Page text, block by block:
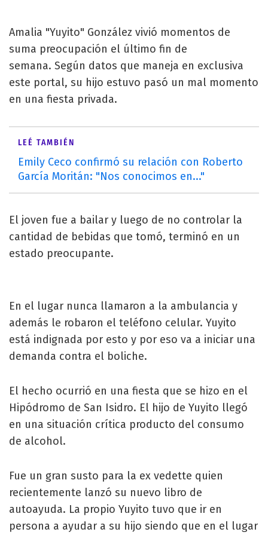
Amalia "Yuyito" González vivió momentos de
suma preocupación el último fin de
semana. Según datos que maneja en exclusiva
este portal, su hijo estuvo pasó un mal momento
en una fiesta privada.
LEÉ TAMBIÉN
Emily Ceco confirmó su relación con Roberto
García Moritán: "Nos conocimos en..."
El joven fue a bailar y luego de no controlar la
cantidad de bebidas que tomó, terminó en un
estado preocupante.
En el lugar nunca llamaron a la ambulancia y
además le robaron el teléfono celular. Yuyito
está indignada por esto y por eso va a iniciar una
demanda contra el boliche.
El hecho ocurrió en una fiesta que se hizo en el
Hipódromo de San Isidro. El hijo de Yuyito llegó
en una situación crítica producto del consumo
de alcohol.
Fue un gran susto para la ex vedette quien
recientemente lanzó su nuevo libro de
autoayuda. La propio Yuyito tuvo que ir en
persona a ayudar a su hijo siendo que en el lugar